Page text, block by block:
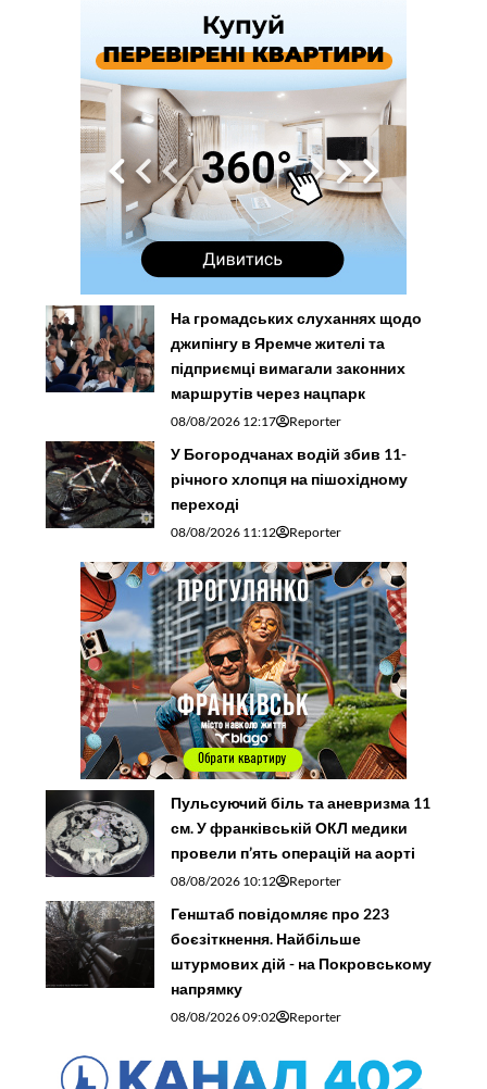
На громадських слуханнях щодо
джипінгу в Яремче житeлі та
підприємці вимагали законних
маршрутів через нацпарк
08/08/2026 12:17 Reporter
У Богородчанах водій збив 11-
річного хлопця на пішохідному
переході
08/08/2026 11:12 Reporter
Пульсуючий біль та аневризма 11
см. У франківській ОКЛ медики
провели п’ять операцій на аорті
08/08/2026 10:12 Reporter
Генштаб повідомляє про 223
боєзіткнення. Найбільше
штурмових дій - на Покровському
напрямку
08/08/2026 09:02 Reporter